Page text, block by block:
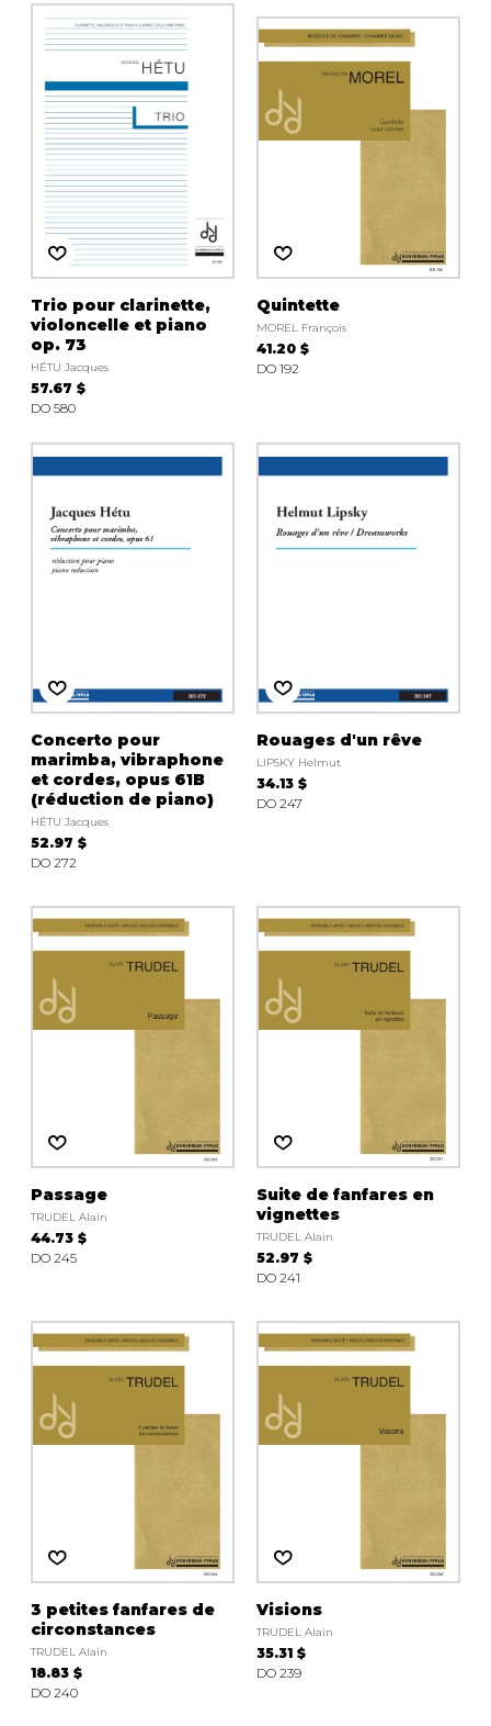
Trio pour clarinette,
violoncelle et piano
op. 73
HÉTU Jacques
57.67 $
DO 580
Quintette
MOREL François
41.20 $
DO 192
Concerto pour
marimba, vibraphone
et cordes, opus 61B
(réduction de piano)
HÉTU Jacques
52.97 $
DO 272
Rouages d'un rêve
LIPSKY Helmut
34.13 $
DO 247
Passage
TRUDEL Alain
44.73 $
DO 245
Suite de fanfares en
vignettes
TRUDEL Alain
52.97 $
DO 241
3 petites fanfares de
circonstances
TRUDEL Alain
18.83 $
DO 240
Visions
TRUDEL Alain
35.31 $
DO 239